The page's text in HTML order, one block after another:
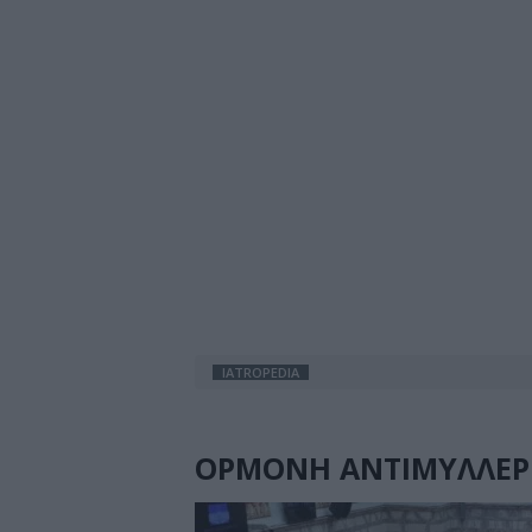
IATROPEDIA
ΟΡΜΟΝΗ